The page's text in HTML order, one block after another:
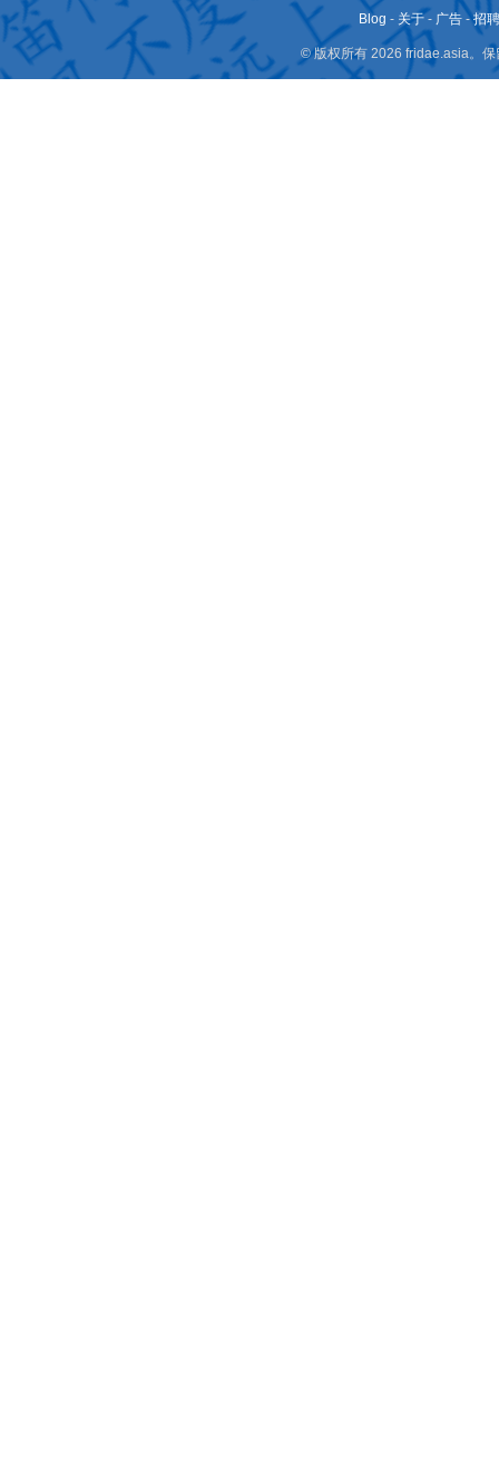
Blog - 关于 - 广告 -招
© 版权所有 2026 fridae.asia。